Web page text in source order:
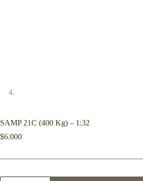
SAMP 21C (400 Kg) – 1:32
$6.000